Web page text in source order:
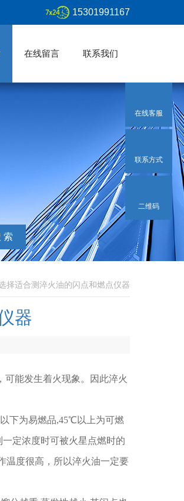
15301991167
在线留言 联系我们
择适合测淬火油的闪点和燃点仪器
器
能发生着火现象。因此淬火
下为易燃品,45℃以上为可燃
定浓度时可被火星点燃时的
温度很高，所以淬火油一定要
在线客服
联系方式
二维码